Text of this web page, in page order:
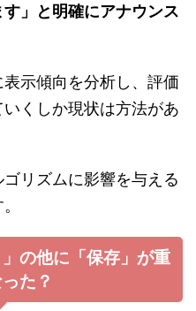
」と明確にアナウンス
示傾向を分析し、評価
くしか現状は方法があ
リズムに影響を与える
」の他に「保存」が重
た？